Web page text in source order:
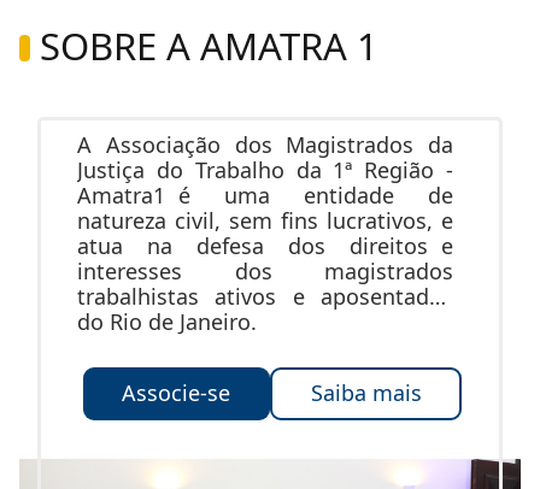
SOBRE A AMATRA 1
A Associação dos Magistrados da
Justiça do Trabalho da 1ª Região -
Amatra1 é uma entidade de
natureza civil, sem fins lucrativos, e
atua na defesa dos direitos e
interesses dos magistrados
trabalhistas ativos e aposentados
do Rio de Janeiro.
Associe-se Saiba mais